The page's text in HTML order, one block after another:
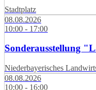
Stadtplatz
08.08.2026
10:00 - 17:00
Sonderausstellung
Niederbayerisches
08.08.2026
10:00 - 16:00